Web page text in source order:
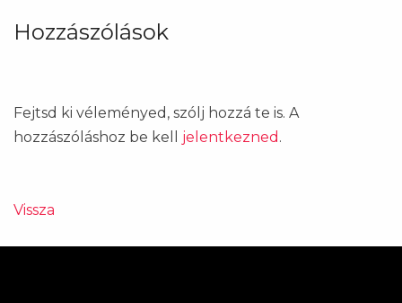
Hozzászólások
Fejtsd ki véleményed, szólj hozzá te is. A
hozzászóláshoz be kell jelentkezned .
Vissza